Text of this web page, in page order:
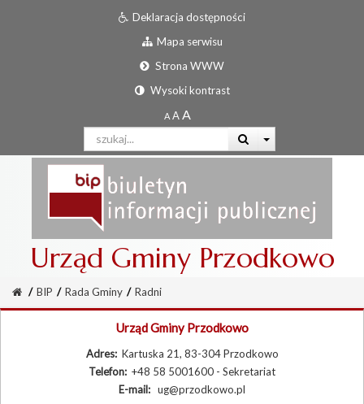
Deklaracja dostępności
Mapa serwisu
Strona WWW
Wysoki kontrast
Urząd Gminy Przodkowo
/ BIP / Rada Gminy / Radni
Urząd Gminy Przodkowo
Adres: Kartuska 21, 83-304 Przodkowo
Telefon: +48 58 5001600 - Sekretariat
E-mail: ug@przodkowo.pl